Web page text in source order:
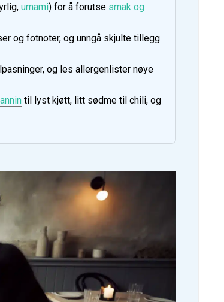
umami) for å forutse smak og
og fotnoter, og unngå skjulte tillegg
og les allergenlister nøye
til lyst kjøtt, litt sødme til chili, og